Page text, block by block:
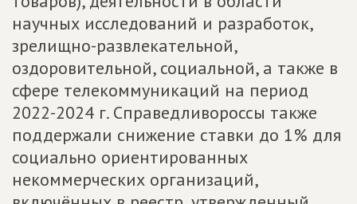
научных исследований и разработок,
зрелищно-развлекательной,
оздоровительной, социальной, а также в
сфере телекоммуникаций на период
2022-2024 г. Справедливороссы также
поддержали снижение ставки до 1% для
социально ориентированных
некоммерческих организаций,